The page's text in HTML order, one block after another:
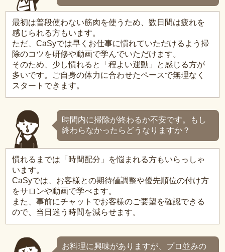
最初は普段使わない筋肉を使うため、数日間は疲れを
感じられる方もいます。
ただ、CaSyでは早くお仕事に慣れていただけるよう掃
除のコツを研修や動画で学んでいただけます。
そのため、少し慣れると「程よい運動」と感じる方が
多いです。ご自身の体力に合わせたペースで無理なく
スタートできます。
時間内に掃除が終わるか不安です。もし
終わらなかったらどうなりますか？
慣れるまでは「時間配分」を悩まれる方もいらっしゃ
います。
CaSyでは、お客様との期待値調整や優先順位の付け方
をサロンや動画で学べます。
また、事前にチャットでお客様のご要望を確認できる
ので、当日迷う時間を減らせます。
お料理に興味がありますが、プロ並みの